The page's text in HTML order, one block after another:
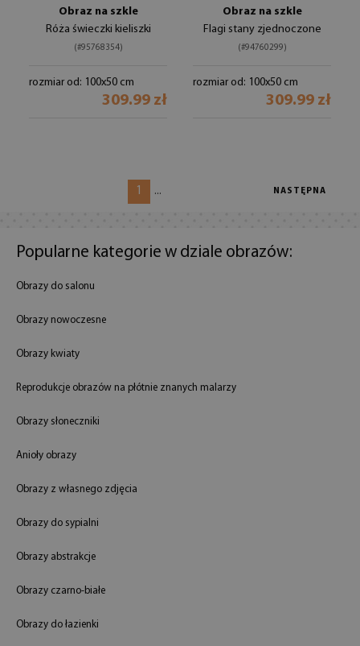
Obraz na szkle
Róża świeczki kieliszki
(#95768354)
rozmiar od: 100x50 cm
309.99 zł
Obraz na szkle
Flagi stany zjednoczone
(#94760299)
rozmiar od: 100x50 cm
309.99 zł
1 ... NASTĘPNA
Popularne kategorie w dziale obrazów:
Obrazy do salonu
Obrazy nowoczesne
Obrazy kwiaty
Reprodukcje obrazów na płótnie znanych malarzy
Obrazy słoneczniki
Anioły obrazy
Obrazy z własnego zdjęcia
Obrazy do sypialni
Obrazy abstrakcje
Obrazy czarno-białe
Obrazy do łazienki